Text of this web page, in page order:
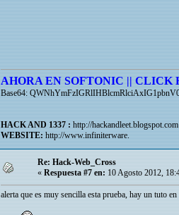
AHORA EN SOFTONIC || CLICK
Base64:
HACK AND 1337 : http://hackandleet.blogspot.com
WEBSITE: http://www.infiniterware.
Re: Hack-Web_Cross
« Respuesta #7 en: 10 Agosto 2012,
alerta que es muy sencilla esta prueba, hay un tuto